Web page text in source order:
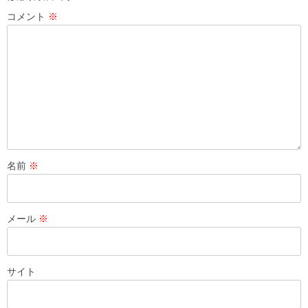
コメント ※
名前 ※
メール ※
サイト